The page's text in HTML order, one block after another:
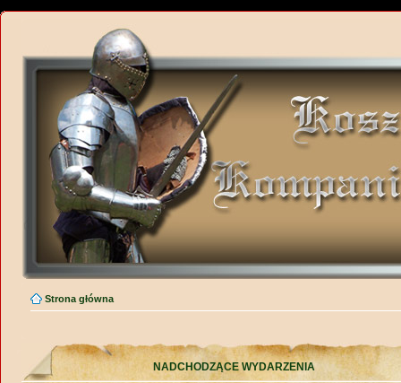
Strona główna
NADCHODZĄCE WYDARZENIA